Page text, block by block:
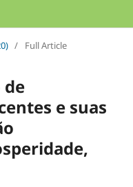
/ Full Article
de
e suas